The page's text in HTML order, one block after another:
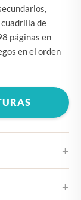
de
páginas en
en el orden